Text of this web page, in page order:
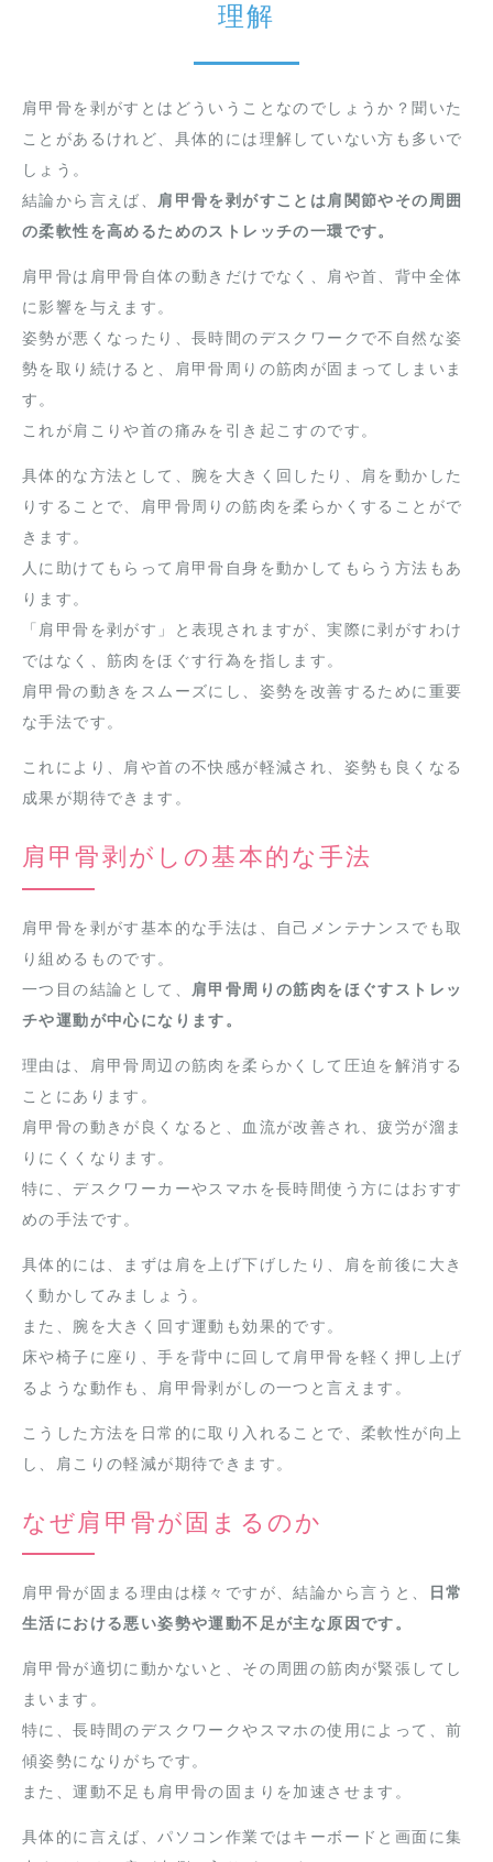
理解
肩甲骨を剥がすとはどういうことなのでしょうか？聞いた
ことがあるけれど、具体的には理解していない方も多いで
しょう。
結論から言えば、 肩甲骨を剥がすことは肩関節やその周囲
の柔軟性を高めるためのストレッチの一環です。
肩甲骨は肩甲骨自体の動きだけでなく、肩や首、背中全体
に影響を与えます。
姿勢が悪くなったり、長時間のデスクワークで不自然な姿
勢を取り続けると、肩甲骨周りの筋肉が固まってしまいま
す。
これが肩こりや首の痛みを引き起こすのです。
具体的な方法として、腕を大きく回したり、肩を動かした
りすることで、肩甲骨周りの筋肉を柔らかくすることがで
きます。
人に助けてもらって肩甲骨自身を動かしてもらう方法もあ
ります。
「肩甲骨を剥がす」と表現されますが、実際に剥がすわけ
ではなく、筋肉をほぐす行為を指します。
肩甲骨の動きをスムーズにし、姿勢を改善するために重要
な手法です。
これにより、肩や首の不快感が軽減され、姿勢も良くなる
成果が期待できます。
肩甲骨剥がしの基本的な手法
肩甲骨を剥がす基本的な手法は、自己メンテナンスでも取
り組めるものです。
一つ目の結論として、
肩甲骨周りの筋肉をほぐすストレッ
チや運動が中心になります。
理由は、肩甲骨周辺の筋肉を柔らかくして圧迫を解消する
ことにあります。
肩甲骨の動きが良くなると、血流が改善され、疲労が溜ま
りにくくなります。
特に、デスクワーカーやスマホを長時間使う方にはおすす
めの手法です。
具体的には、まずは肩を上げ下げしたり、肩を前後に大き
く動かしてみましょう。
また、腕を大きく回す運動も効果的です。
床や椅子に座り、手を背中に回して肩甲骨を軽く押し上げ
るような動作も、肩甲骨剥がしの一つと言えます。
こうした方法を日常的に取り入れることで、柔軟性が向上
し、肩こりの軽減が期待できます。
なぜ肩甲骨が固まるのか
肩甲骨が固まる理由は様々ですが、結論から言うと、
日常
生活における悪い姿勢や運動不足が主な原因です。
肩甲骨が適切に動かないと、その周囲の筋肉が緊張してし
まいます。
特に、長時間のデスクワークやスマホの使用によって、前
傾姿勢になりがちです。
また、運動不足も肩甲骨の固まりを加速させます。
具体的に言えば、パソコン作業ではキーボードと画面に集